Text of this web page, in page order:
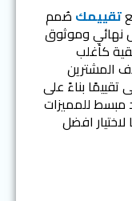
تقييمك صُمم
نهائي وموثوق
كأغلب
المشترين
تقييمًا بناءً على
مبسط للمميزات
افضل